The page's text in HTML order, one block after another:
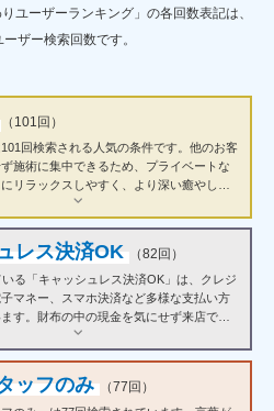
ユーザーランキング」の各回数表記は、
ザー検索回数です。
（101回）
101回検索される人気の条件です。他のお客
施術に集中できるため、プライベートな
リラックスしやすく、より深い癒やしが
初めての方でも安心して利用できる環境で
レス決済OK （82回）
る「キャッシュレス決済OK」は、クレジ
マネー、スマホ決済など多様な支払い方
す。財布の中の現金を気にせず来店でき
約や出張帰りでもスムーズに利用できるの
ッフのみ （77回）